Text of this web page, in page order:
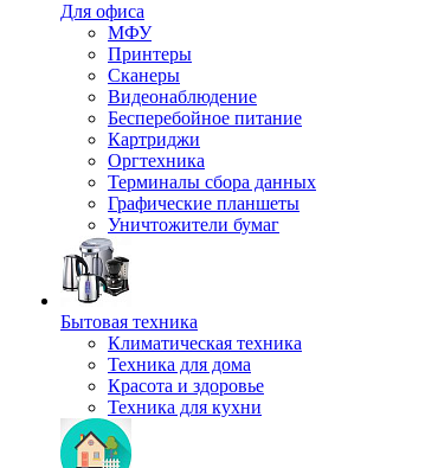
Для офиса
МФУ
Принтеры
Сканеры
Видеонаблюдение
Бесперебойное питание
Картриджи
Оргтехника
Терминалы сбора данных
Графические планшеты
Уничтожители бумаг
Бытовая техника
Климатическая техника
Техника для дома
Красота и здоровье
Техника для кухни